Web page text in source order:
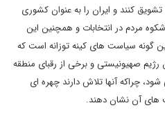
کنند و ایران را به عنوان کشوری
مردم در انتخابات و همچنین این
سیاست های کینه توزانه است که
صهیونیستی و برخی از رقبای منطقه
چراکه آنها تلاش دارند چهره ای
های آن نشان دهند.